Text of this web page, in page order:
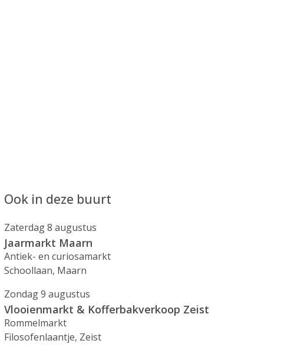
Ook in deze buurt
Zaterdag 8 augustus
Jaarmarkt Maarn
Antiek- en curiosamarkt
Schoollaan, Maarn
Zondag 9 augustus
Vlooienmarkt & Kofferbakverkoop Zeist
Rommelmarkt
Filosofenlaantje, Zeist